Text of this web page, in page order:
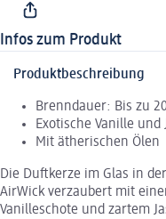
Infos zum Produkt
Produktbeschreibung
Brenndauer: Bis zu
Exotische Vanille und
Mit ätherischen Ölen
Die Duftkerze im Glas in
AirWick verzaubert mit
Vanilleschote und zartem